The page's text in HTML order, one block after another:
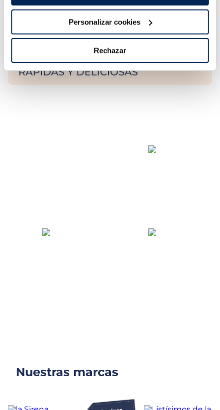
Personalizar cookies
Rechazar
Nuestras marcas